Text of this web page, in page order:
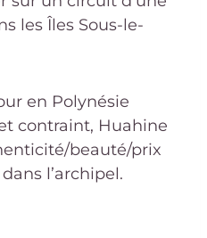
les Îles Sous-le-
en Polynésie
contraint, Huahine
beauté/prix
l’archipel.